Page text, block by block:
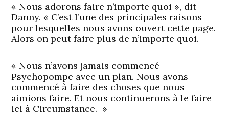
« Nous adorons faire n’importe quoi », dit
Danny. « C’est l’une des principales raisons
pour lesquelles nous avons ouvert cette page.
Alors on peut faire plus de n’importe quoi.
« Nous n’avons jamais commencé
Psychopompe avec un plan. Nous avons
commencé à faire des choses que nous
aimions faire. Et nous continuerons à le faire
ici à Circumstance. »